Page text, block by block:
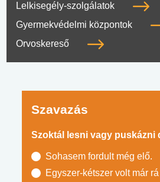
Lelkisegély-szolgálatok
Gyermekvédelmi központok
Orvoskereső
Szavazás
Szoktál lesni vagy puskázni
Sohasem fordult még elő.
Egyszer-kétszer volt már